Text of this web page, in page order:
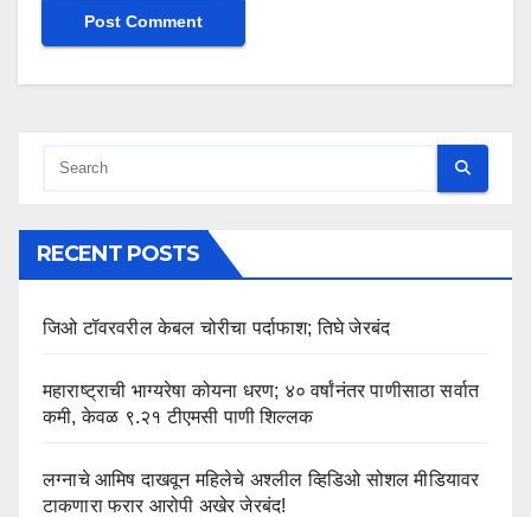
RECENT POSTS
जिओ टॉवरवरील केबल चोरीचा पर्दाफाश; तिघे जेरबंद
महाराष्ट्राची भाग्यरेषा कोयना धरण; ४० वर्षांनंतर पाणीसाठा सर्वात
कमी, केवळ ९.२१ टीएमसी पाणी शिल्लक
लग्नाचे आमिष दाखवून महिलेचे अश्लील व्हिडिओ सोशल मीडियावर
टाकणारा फरार आरोपी अखेर जेरबंद!